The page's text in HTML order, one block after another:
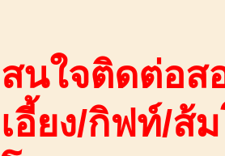
สนใจติดต่อส
เอี้ยง/กิฟท์/ส้